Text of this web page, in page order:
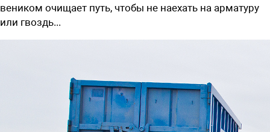
веником очищает путь, чтобы не наехать на арматуру
или гвоздь...